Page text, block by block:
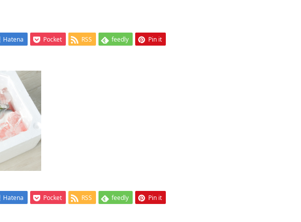
Hatena Pocket RSS feedly Pin it
Hatena Pocket RSS feedly Pin it